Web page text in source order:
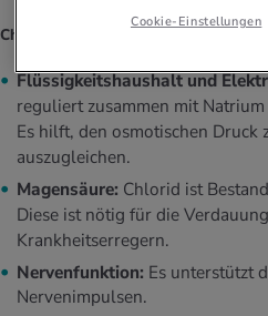
Chlorid erfüllt mehrere zentrale
Flüssigkeitshaushalt und
reguliert zusammen mit
Es hilft, den osmotischen Druck
auszugleichen.
Magensäure: Chlorid ist
Diese ist nötig für die
Krankheitserregern.
Nervenfunktion: Es unterstützt
Nervenimpulsen.
Cookie-Einstellungen